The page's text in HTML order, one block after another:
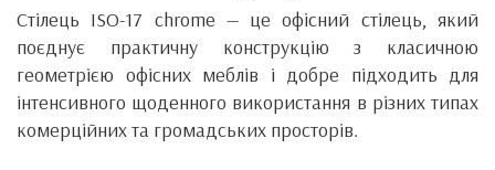
Стілець ISO-17 chrome — це офісний стілець, який
поєднує практичну конструкцію з класичною
геометрією офісних меблів і добре підходить для
інтенсивного щоденного використання в різних типах
комерційних та громадських просторів.